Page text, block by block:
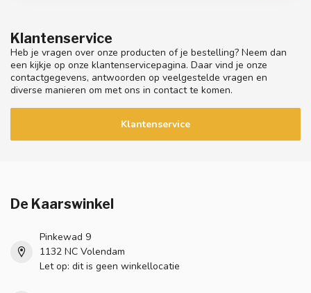
Klantenservice
Heb je vragen over onze producten of je bestelling? Neem dan
een kijkje op onze klantenservicepagina. Daar vind je onze
contactgegevens, antwoorden op veelgestelde vragen en
diverse manieren om met ons in contact te komen.
Klantenservice
De Kaarswinkel
Pinkewad 9
1132 NC Volendam
Let op: dit is geen winkellocatie